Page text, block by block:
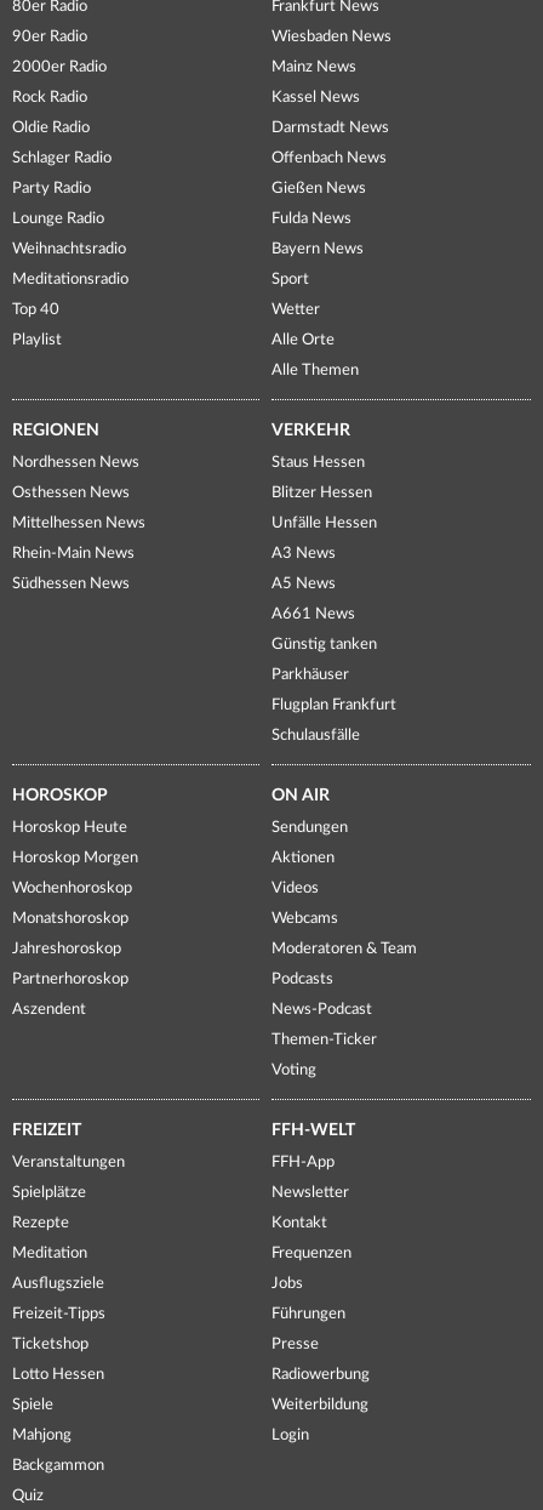
80er Radio
90er Radio
2000er Radio
Rock Radio
Oldie Radio
Schlager Radio
Party Radio
Lounge Radio
Weihnachtsradio
Meditationsradio
Top 40
Playlist
Frankfurt News
Wiesbaden News
Mainz News
Kassel News
Darmstadt News
Offenbach News
Gießen News
Fulda News
Bayern News
Sport
Wetter
Alle Orte
Alle Themen
REGIONEN
Nordhessen News
Osthessen News
Mittelhessen News
Rhein-Main News
Südhessen News
VERKEHR
Staus Hessen
Blitzer Hessen
Unfälle Hessen
A3 News
A5 News
A661 News
Günstig tanken
Parkhäuser
Flugplan Frankfurt
Schulausfälle
HOROSKOP
Horoskop Heute
Horoskop Morgen
Wochenhoroskop
Monatshoroskop
Jahreshoroskop
Partnerhoroskop
Aszendent
ON AIR
Sendungen
Aktionen
Videos
Webcams
Moderatoren & Team
Podcasts
News-Podcast
Themen-Ticker
Voting
FREIZEIT
Veranstaltungen
Spielplätze
Rezepte
Meditation
Ausflugsziele
Freizeit-Tipps
Ticketshop
Lotto Hessen
Spiele
Mahjong
Backgammon
Quiz
FFH-WELT
FFH-App
Newsletter
Kontakt
Frequenzen
Jobs
Führungen
Presse
Radiowerbung
Weiterbildung
Login